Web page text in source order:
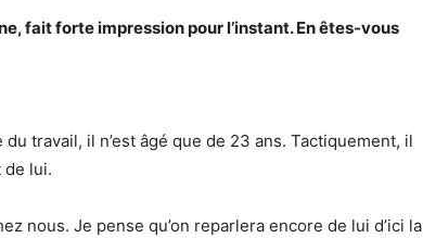
fait forte impression pour l’instant. En êtes-vous
travail, il n’est âgé que de 23 ans. Tactiquement, il
de lui.
nous. Je pense qu’on reparlera encore de lui d’ici la